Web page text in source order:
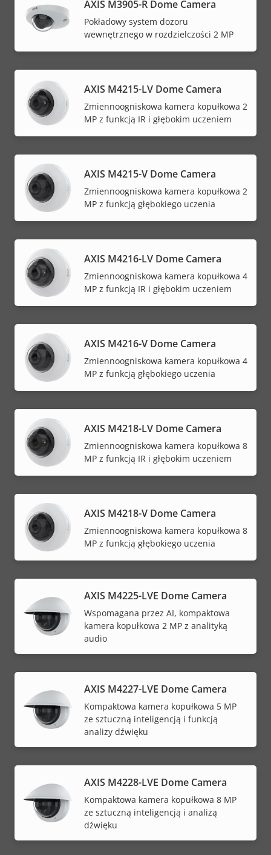
AXIS M3905-R Dome Camera
Pokładowy system dozoru
wewnętrznego w rozdzielczości 2 MP
AXIS M4215-LV Dome Camera
Zmiennoogniskowa kamera kopułkowa 2
MP z funkcją IR i głębokim uczeniem
AXIS M4215-V Dome Camera
Zmiennoogniskowa kamera kopułkowa 2
MP z funkcją głębokiego uczenia
AXIS M4216-LV Dome Camera
Zmiennoogniskowa kamera kopułkowa 4
MP z funkcją IR i głębokim uczeniem
AXIS M4216-V Dome Camera
Zmiennoogniskowa kamera kopułkowa 4
MP z funkcją głębokiego uczenia
AXIS M4218-LV Dome Camera
Zmiennoogniskowa kamera kopułkowa 8
MP z funkcją IR i głębokim uczeniem
AXIS M4218-V Dome Camera
Zmiennoogniskowa kamera kopułkowa 8
MP z funkcją głębokiego uczenia
AXIS M4225-LVE Dome Camera
Wspomagana przez AI, kompaktowa
kamera kopułkowa 2 MP z analityką
audio
AXIS M4227-LVE Dome Camera
Kompaktowa kamera kopułkowa 5 MP
ze sztuczną inteligencją i funkcją
analizy dźwięku
AXIS M4228-LVE Dome Camera
Kompaktowa kamera kopułkowa 8 MP
ze sztuczną inteligencją i analizą
dźwięku